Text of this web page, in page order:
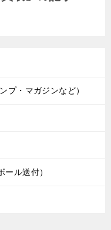
プ・マガジンなど）
ル送付）